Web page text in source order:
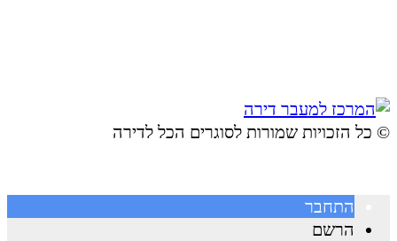
© ​כל הזכויות שמורות לסוגרים הכל לדירה
התחבר
הרשם